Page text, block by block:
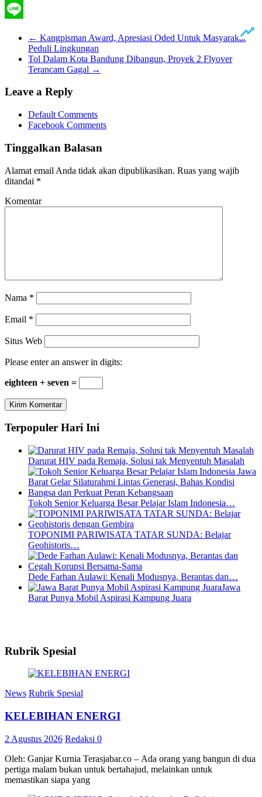
Twitter
← Kangpisman Award, Apresiasi Oded Untuk Masyarakat
Peduli Lingkungan
Tol Dalam Kota Bandung Dibangun, Proyek 2 Flyover
Terancam Gagal →
Leave a Reply
Default Comments
Facebook Comments
Tinggalkan Balasan
Alamat email Anda tidak akan dipublikasikan. Ruas yang wajib
ditandai *
Komentar
Nama *
Email *
Situs Web
Please enter an answer in digits:
eighteen + seven =
Terpopuler Hari Ini
Darurat HIV pada Remaja, Solusi tak Menyentuh Masalah
Tokoh Senior Keluarga Besar Pelajar Islam Indonesia…
TOPONIMI PARIWISATA TATAR SUNDA: Belajar
Geohistoris…
Dede Farhan Aulawi: Kenali Modusnya, Berantas dan…
Jawa
Barat Punya Mobil Aspirasi Kampung Juara
Rubrik Spesial
News Rubrik Spesial
KELEBIHAN ENERGI
2 Agustus 2026 Redaksi 0
Oleh: Ganjar Kurnia Terasjabar.co – Ada orang yang bangun di dua
pertiga malam bukan untuk bertahajud, melainkan untuk
memastikan siapa yang